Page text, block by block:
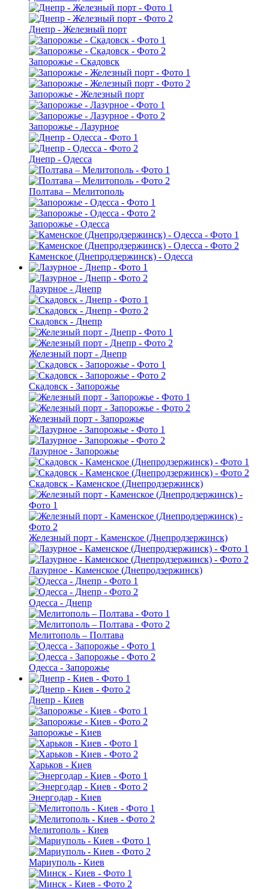
Днепр - Железный порт
Запорожье - Скадовск
Запорожье - Железный порт
Запорожье - Лазурное
Днепр - Одесса
Полтава – Мелитополь
Запорожье - Одесса
Каменское (Днепродзержинск) - Одесса
Лазурное - Днепр
Скадовск - Днепр
Железный порт - Днепр
Скадовск - Запорожье
Железный порт - Запорожье
Лазурное - Запорожье
Скадовск - Каменское (Днепродзержинск)
Железный порт - Каменское (Днепродзержинск)
Лазурное - Каменское (Днепродзержинск)
Одесса - Днепр
Мелитополь – Полтава
Одесса - Запорожье
Днепр - Киев
Запорожье - Киев
Харьков - Киев
Энергодар - Киев
Мелитополь - Киев
Мариуполь - Киев